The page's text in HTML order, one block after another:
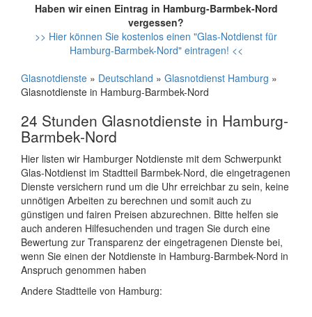
Haben wir einen Eintrag in Hamburg-Barmbek-Nord
vergessen?
>> Hier können Sie kostenlos einen "Glas-Notdienst für
Hamburg-Barmbek-Nord" eintragen! <<
Glasnotdienste » Deutschland » Glasnotdienst Hamburg »
Glasnotdienste in Hamburg-Barmbek-Nord
24 Stunden Glasnotdienste in Hamburg-
Barmbek-Nord
Hier listen wir Hamburger Notdienste mit dem Schwerpunkt
Glas-Notdienst im Stadtteil Barmbek-Nord, die eingetragenen
Dienste versichern rund um die Uhr erreichbar zu sein, keine
unnötigen Arbeiten zu berechnen und somit auch zu
günstigen und fairen Preisen abzurechnen. Bitte helfen sie
auch anderen Hilfesuchenden und tragen Sie durch eine
Bewertung zur Transparenz der eingetragenen Dienste bei,
wenn Sie einen der Notdienste in Hamburg-Barmbek-Nord in
Anspruch genommen haben
Andere Stadtteile von Hamburg: